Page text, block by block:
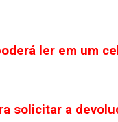
ler em um
solicitar a